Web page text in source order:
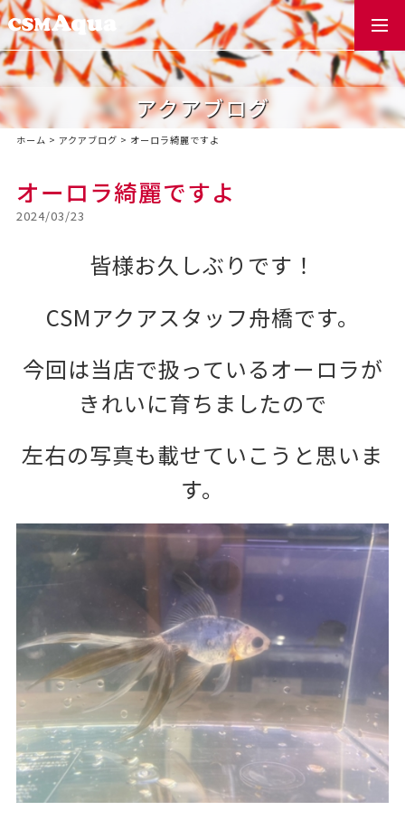
アクアブログ
ホーム > アクアブログ > オーロラ綺麗ですよ
オーロラ綺麗ですよ
2024/03/23
皆様お久しぶりです！
CSMアクアスタッフ舟橋です。
今回は当店で扱っているオーロラが
きれいに育ちましたので
左右の写真も載せていこうと思いま
す。